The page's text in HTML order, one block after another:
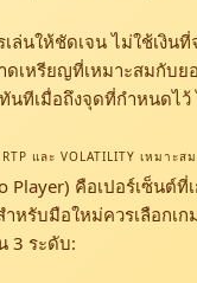
เล่นให้ชัดเจน ไม่ใช้เงิน
ดเหรียญที่เหมาะสมกับย
นทีเมื่อถึงจุดที่กำหนดไว้
และ VOLATILITY เหมาะสม
Player) คือเปอร์เซ็นต์
ำหรับมือใหม่ควรเลือกเ
3 ระดับ: